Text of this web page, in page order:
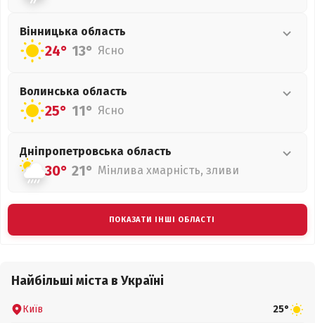
Вінницька область
24° 13° Ясно
Волинська область
25° 11° Ясно
Дніпропетровська область
30° 21° Мінлива хмарність, зливи
ПОКАЗАТИ ІНШІ ОБЛАСТІ
Найбільші міста в Україні
Київ 25°